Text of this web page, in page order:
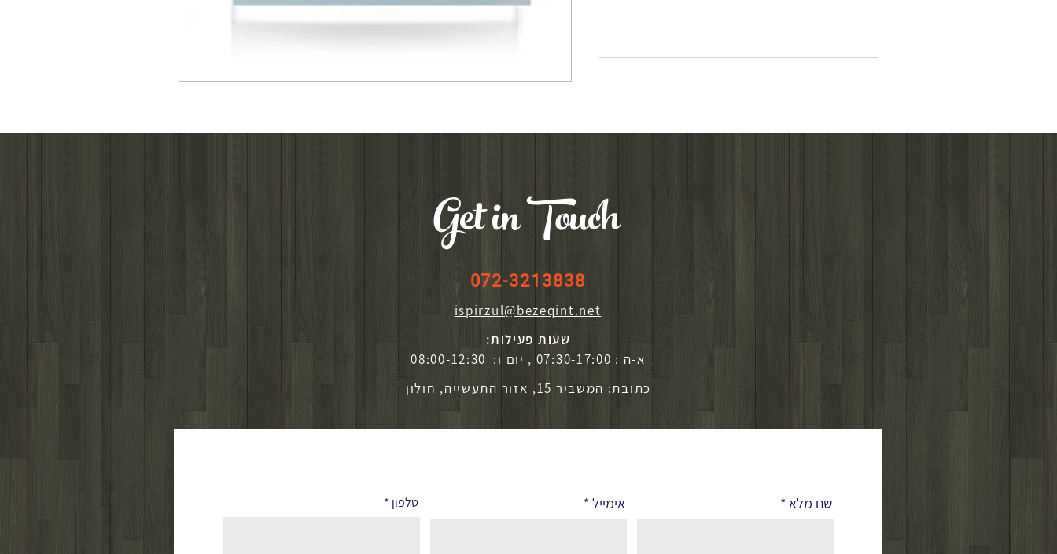
Get in Touch
072-3213838
ispirzul@bezeqint.net
שעות פעילות:
א-ה : 07:30-17:00 , יום ו: 08:00-12:30
כתובת: המשביר 15, אזור התעשייה, חולון
טלפון אימייל שם מלא